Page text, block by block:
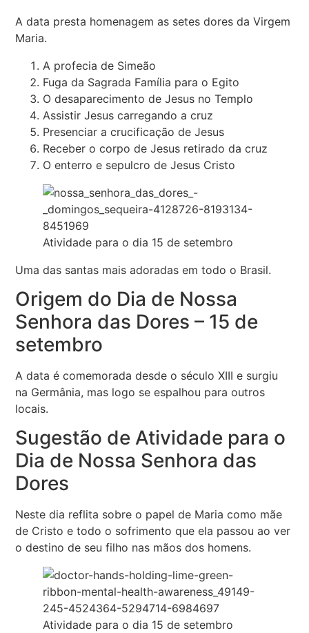
A data presta homenagem as setes dores da Virgem
Maria.
A profecia de Simeão
Fuga da Sagrada Família para o Egito
O desaparecimento de Jesus no Templo
Assistir Jesus carregando a cruz
Presenciar a crucificação de Jesus
Receber o corpo de Jesus retirado da cruz
O enterro e sepulcro de Jesus Cristo
Atividade para o dia 15 de setembro
Uma das santas mais adoradas em todo o Brasil.
Origem do Dia de Nossa
Senhora das Dores – 15 de
setembro
A data é comemorada desde o século XIII e surgiu
na Germânia, mas logo se espalhou para outros
locais.
Sugestão de Atividade para o
Dia de Nossa Senhora das
Dores
Neste dia reflita sobre o papel de Maria como mãe
de Cristo e todo o sofrimento que ela passou ao ver
o destino de seu filho nas mãos dos homens.
Atividade para o dia 15 de setembro